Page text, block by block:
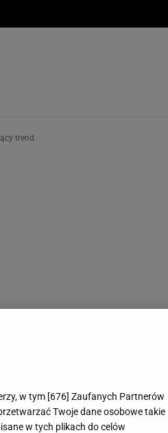
trend
Polacy
w tym [676] Zaufanych Partnerów
Twoje dane osobowe takie
w tych plikach do celów